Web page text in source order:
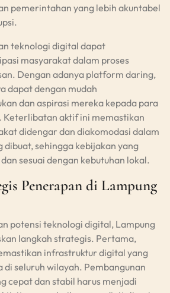
pemerintahan yang lebih akuntabel
teknologi digital dapat
masyarakat dalam proses
Dengan adanya platform daring,
dapat dengan mudah
dan aspirasi mereka kepada para
Keterlibatan aktif ini memastikan
didengar dan diakomodasi dalam
dibuat, sehingga kebijakan yang
sesuai dengan kebutuhan lokal.
Penerapan di Lampung
potensi teknologi digital, Lampung
langkah strategis. Pertama,
infrastruktur digital yang
seluruh wilayah. Pembangunan
cepat dan stabil harus menjadi